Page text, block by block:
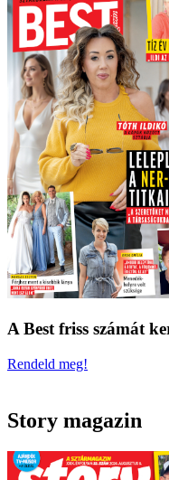
A Best friss számát
Rendeld meg!
Story magazin